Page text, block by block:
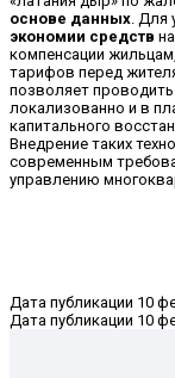
основе данных .
экономии средств
компенсации
тарифов перед
позволяет
локализованно и в
капитального
Внедрение таких
современным
управлению
Дата публикации 10
Дата публикации 10